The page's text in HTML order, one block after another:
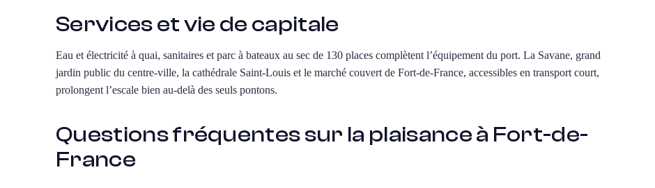
Services et vie de capitale
Eau et électricité à quai, sanitaires et parc à bateaux au sec de 130 places complètent l’équipement du port. La Savane, grand
jardin public du centre-ville, la cathédrale Saint-Louis et le marché couvert de Fort-de-France, accessibles en transport court,
prolongent l’escale bien au-delà des seuls pontons.
Questions fréquentes sur la plaisance à Fort-de-
France